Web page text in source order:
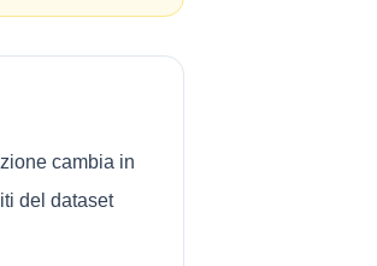
cambia in
del dataset